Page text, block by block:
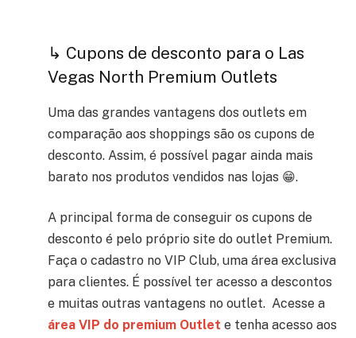
↳ Cupons de desconto para o Las
Vegas North Premium Outlets
Uma das grandes vantagens dos outlets em
comparação aos shoppings são os cupons de
desconto. Assim, é possível pagar ainda mais
barato nos produtos vendidos nas lojas 😁.
A principal forma de conseguir os cupons de
desconto é pelo próprio site do outlet Premium.
Faça o cadastro no VIP Club, uma área exclusiva
para clientes. É possível ter acesso a descontos
e muitas outras vantagens no outlet. Acesse a
área VIP do premium Outlet e tenha acesso aos